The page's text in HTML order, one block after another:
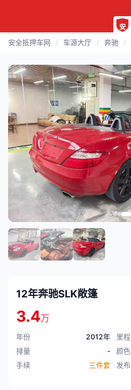
安全抵押车网 / 车源大厅 / 奔驰 /
12年奔驰SLK敞篷
3.4万
年份 2012年 里程
排量
- 颜色
手续
三件套 发布